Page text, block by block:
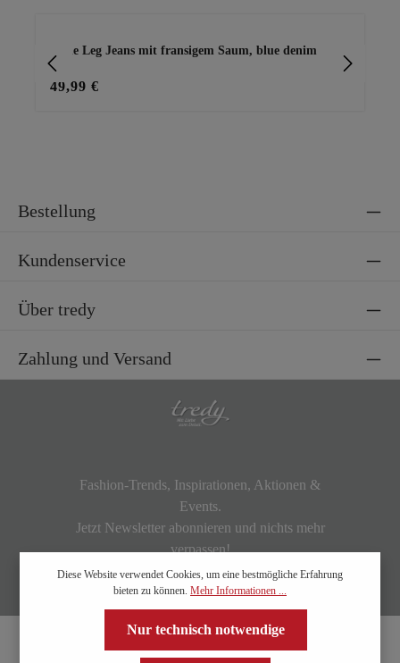
Wide Leg Jeans mit fransigem Saum, blue denim
49,99 €
Bestellung
Kundenservice
Über tredy
Zahlung und Versand
Fashion-Trends, Inspirationen, Aktionen &
Events.
Jetzt Newsletter abonnieren und nichts mehr
verpassen!
Diese Website verwendet Cookies, um eine bestmögliche Erfahrung
bieten zu können. Mehr Informationen ...
Nur technisch notwendige